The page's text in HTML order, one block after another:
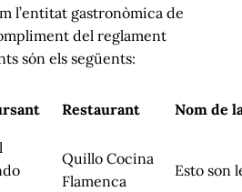
l’entitat gastronòmica de
del reglament
són els següents:
Restaurant Nom de
Quillo Cocina
Flamenca
Esto son